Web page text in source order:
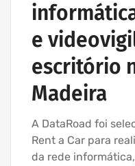
e
escritório
Madeira
A DataRoad foi
Rent a Car para
da rede